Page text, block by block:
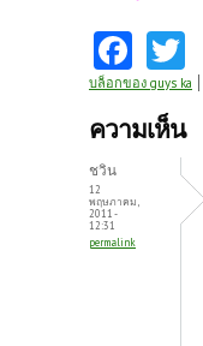
Fa
ce
b
o
k
w
itt
บล็อกของ guys ka
ความเห็น
ชวิน
12
พฤษภาคม,
2011 -
12:31
permalink